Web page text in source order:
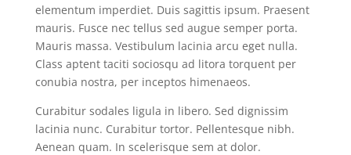
elementum imperdiet. Duis sagittis ipsum. Praesent
mauris. Fusce nec tellus sed augue semper porta.
Mauris massa. Vestibulum lacinia arcu eget nulla.
Class aptent taciti sociosqu ad litora torquent per
conubia nostra, per inceptos himenaeos.
Curabitur sodales ligula in libero. Sed dignissim
lacinia nunc. Curabitur tortor. Pellentesque nibh.
Aenean quam. In scelerisque sem at dolor.